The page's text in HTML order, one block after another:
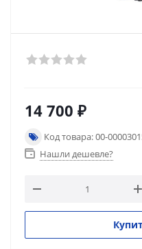
14 700 ₽
Код товара: 00-
Нашли дешевле?